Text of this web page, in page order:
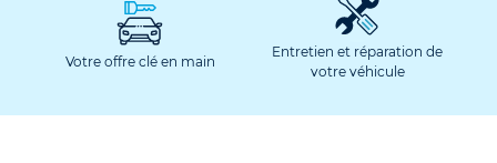
Votre offre clé en main
Entretien et réparation de
votre véhicule